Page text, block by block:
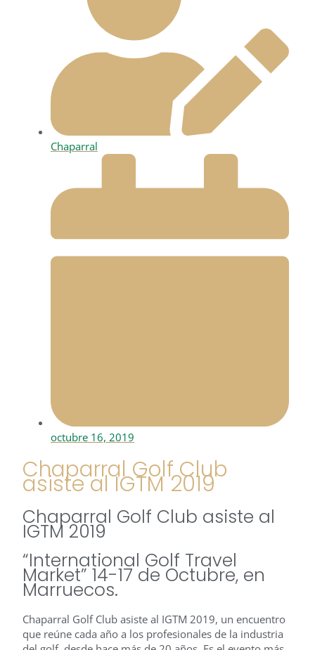
Chaparral
octubre 16, 2019
Chaparral Golf Club
asiste al IGTM 2019
Chaparral Golf Club asiste al
IGTM 2019
“International Golf Travel
Market” 14-17 de Octubre, en
Marruecos.
Chaparral Golf Club asiste al IGTM 2019, un encuentro
que reúne cada año a los profesionales de la industria